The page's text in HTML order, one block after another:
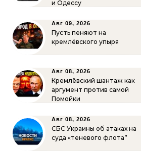
и Одессу
Авг 09, 2026
Пусть пеняют на
кремлёвского упыря
Авг 08, 2026
Кремлёвский шантаж как
аргумент против самой
Помойки
Авг 08, 2026
СБС Украины об атаках на
суда «теневого флота”